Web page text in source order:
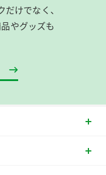
けでなく、
やグッズも